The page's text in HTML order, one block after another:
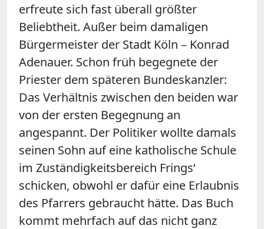
erfreute sich fast überall größter
Beliebtheit. Außer beim damaligen
Bürgermeister der Stadt Köln – Konrad
Adenauer. Schon früh begegnete der
Priester dem späteren Bundeskanzler:
Das Verhältnis zwischen den beiden war
von der ersten Begegnung an
angespannt. Der Politiker wollte damals
seinen Sohn auf eine katholische Schule
im Zuständigkeitsbereich Frings‘
schicken, obwohl er dafür eine Erlaubnis
des Pfarrers gebraucht hätte. Das Buch
kommt mehrfach auf das nicht ganz